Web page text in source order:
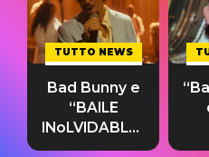
TUTTO NEWS
Bad Bunny e
“BAILE
INoLVIDABLE”:
testo,